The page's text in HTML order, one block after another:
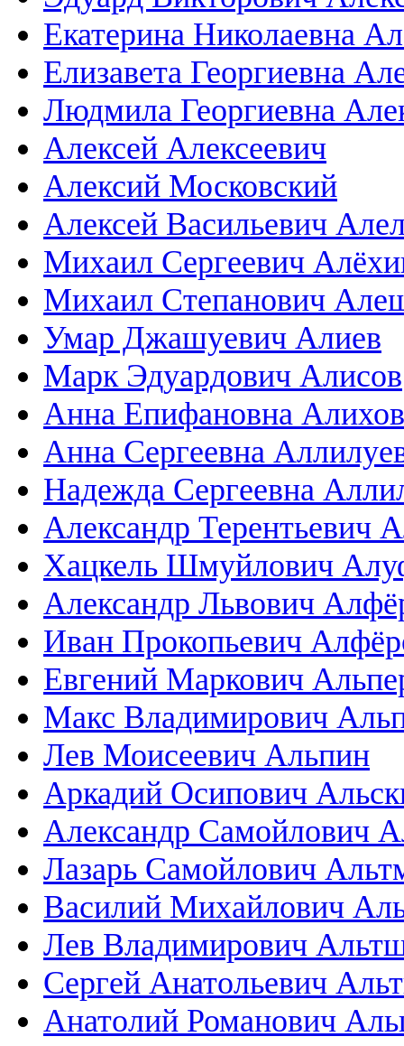
Екатерина Николаевна
Елизавета Георгиевна
Людмила Георгиевна
Алексей Алексеевич
Алексий Московский
Алексей Васильевич
Михаил Сергеевич
Михаил Степанович
Умар Джашуевич Алиев
Марк Эдуардович Алисов
Анна Епифановна
Анна Сергеевна
Надежда Сергеевна
Александр Терентьевич
Хацкель Шмуйлович
Александр Львович
Иван Прокопьевич
Евгений Маркович
Макс Владимирович
Лев Моисеевич Альпин
Аркадий Осипович
Александр Самойлович
Лазарь Самойлович
Василий Михайлович
Лев Владимирович
Сергей Анатольевич
Анатолий Романович